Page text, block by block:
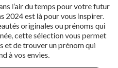
l’air du temps pour votre futur
2024 est là pour vous inspirer.
originales ou prénoms qui
cette sélection vous permet
et de trouver un prénom qui
à vos envies.